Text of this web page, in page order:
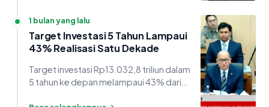
1 bulan yang lalu
Target Investasi 5 Tahun Lampaui
43% Realisasi Satu Dekade
Target investasi Rp13.032,8 triliun dalam
5 tahun ke depan melampaui 43% dari